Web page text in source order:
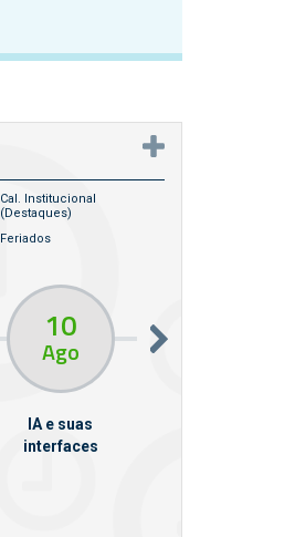
Cal. Institucional
(destaques)
Feriados
10
Ago
IA e suas
interfaces